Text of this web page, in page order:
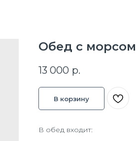
Обед с морсом
13 000 р.
В корзину
В обед входит: